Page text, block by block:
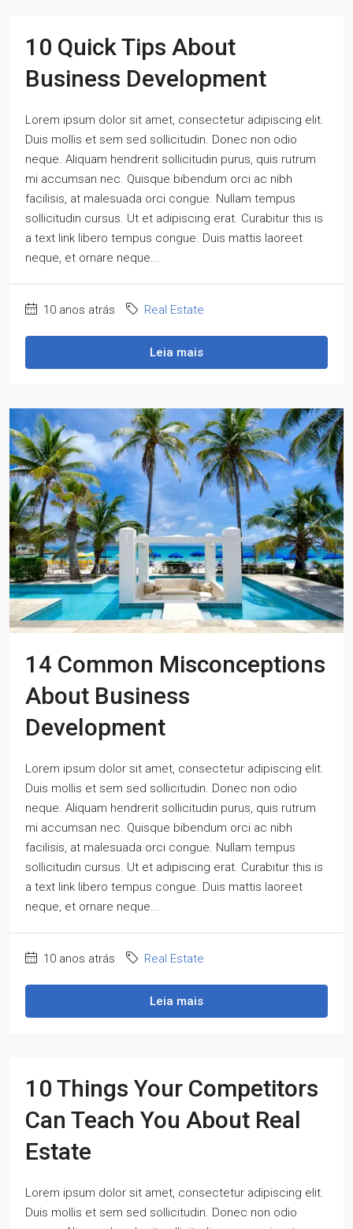
10 Quick Tips About
Business Development
Lorem ipsum dolor sit amet, consectetur adipiscing elit.
Duis mollis et sem sed sollicitudin. Donec non odio
neque. Aliquam hendrerit sollicitudin purus, quis rutrum
mi accumsan nec. Quisque bibendum orci ac nibh
facilisis, at malesuada orci congue. Nullam tempus
sollicitudin cursus. Ut et adipiscing erat. Curabitur this is
a text link libero tempus congue. Duis mattis laoreet
neque, et ornare neque...
10 anos atrás Real Estate
Leia mais
14 Common Misconceptions
About Business
Development
Lorem ipsum dolor sit amet, consectetur adipiscing elit.
Duis mollis et sem sed sollicitudin. Donec non odio
neque. Aliquam hendrerit sollicitudin purus, quis rutrum
mi accumsan nec. Quisque bibendum orci ac nibh
facilisis, at malesuada orci congue. Nullam tempus
sollicitudin cursus. Ut et adipiscing erat. Curabitur this is
a text link libero tempus congue. Duis mattis laoreet
neque, et ornare neque...
10 anos atrás Real Estate
Leia mais
10 Things Your Competitors
Can Teach You About Real
Estate
Lorem ipsum dolor sit amet, consectetur adipiscing elit.
Duis mollis et sem sed sollicitudin. Donec non odio